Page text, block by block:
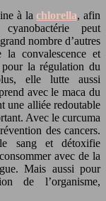
à lachlorella, afin
peut
nombre d’autres
convalescence et
la régulation du
elle lutte aussi
avec le maca du
une alliée redoutable
Avec le curcuma
des cancers.
sang et détoxifie
avec de la
Mais aussi pour
de l’organisme,